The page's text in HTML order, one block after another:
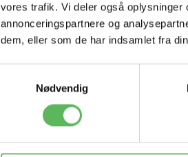
vores trafik. Vi deler også oplysninger
annonceringspartnere og
dem, eller som de har indsamlet fra
Nødvendig